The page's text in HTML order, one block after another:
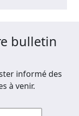
bulletin
informé des
à venir.